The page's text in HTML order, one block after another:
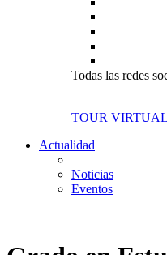
Todas las redes
TOUR VIRTUAL
Actualidad
Noticias
Eventos